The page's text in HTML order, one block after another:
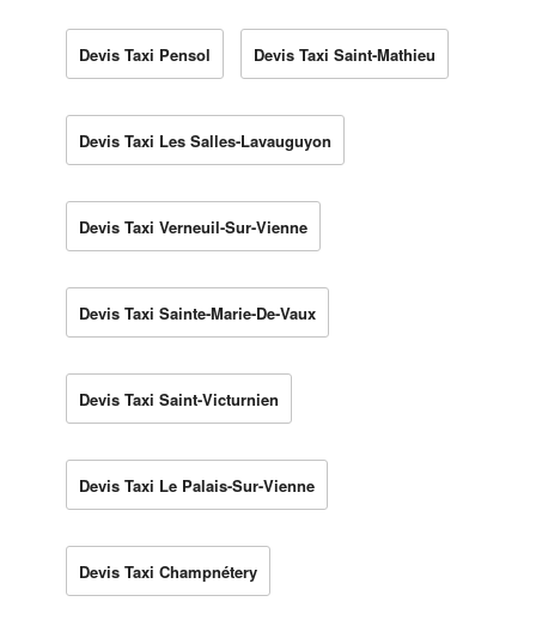
Devis Taxi Pensol Devis Taxi Saint-Mathieu
Devis Taxi Les Salles-Lavauguyon
Devis Taxi Verneuil-Sur-Vienne
Devis Taxi Sainte-Marie-De-Vaux
Devis Taxi Saint-Victurnien
Devis Taxi Le Palais-Sur-Vienne
Devis Taxi Champnétery